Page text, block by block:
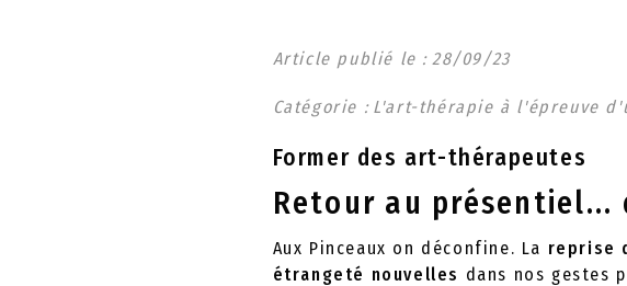
Article publié le : 28/09/23
Catégorie : L'art-thérapie à l'épreuve
Former des art-thérapeutes
Retour au présentiel...
Aux Pinceaux on déconfine. La reprise
étrangeté nouvelles dans nos gestes